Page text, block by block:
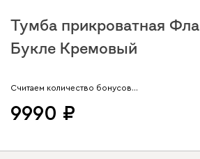
Тумба прикроватная
Букле Кремовый
Арт. 317266
Считаем количество бонусов…
9990